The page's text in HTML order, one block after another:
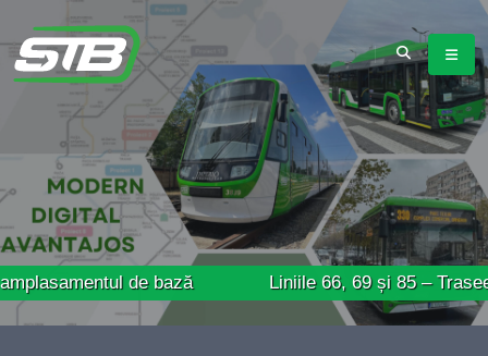
de bază Liniile 66, 69 și 85 – Trasee